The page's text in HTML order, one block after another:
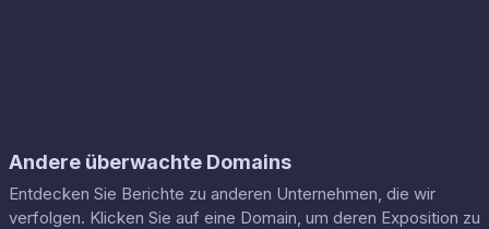
Andere überwachte Domains
Entdecken Sie Berichte zu anderen Unternehmen, die wir
verfolgen. Klicken Sie auf eine Domain, um deren Exposition zu